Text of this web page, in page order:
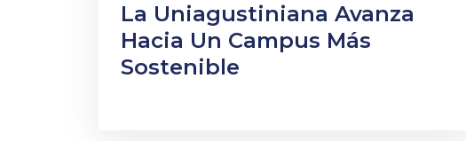
La Uniagustiniana Avanza
Hacia Un Campus Más
Sostenible